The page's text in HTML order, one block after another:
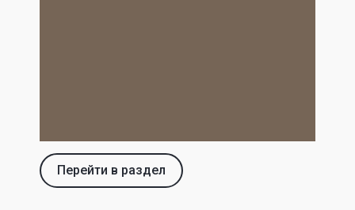
Перейти в раздел